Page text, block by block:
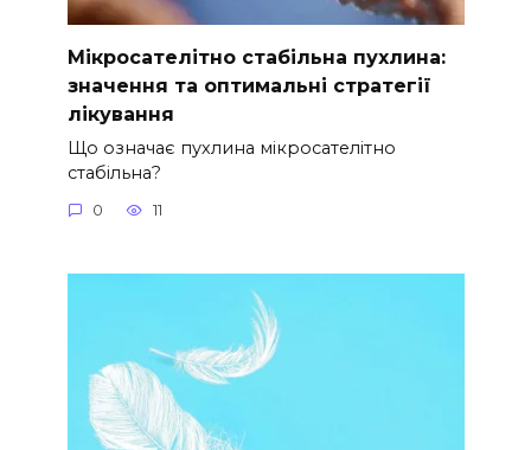
Мікросателітно стабільна пухлина:
значення та оптимальні стратегії
лікування
Що означає пухлина мікросателітно
стабільна?
0 11